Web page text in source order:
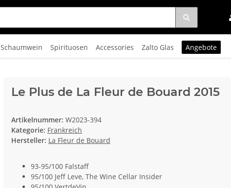
Schaumwein Spirituosen Accessories Zalto Glas Angebote
Le Plus de La Fleur de Bouard 2015
Artikelnummer: W2023-394
Kategorie: Frankreich
Hersteller: La Fleur de Bouard
93-95/100 Falstaff
95/100 Jeff Leve, The Wine Cellar Insider